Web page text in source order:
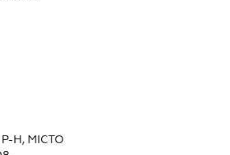
Н, МІСТО